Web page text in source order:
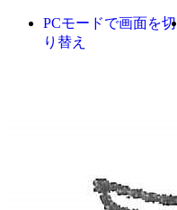
PCモードで画面を切
り替え